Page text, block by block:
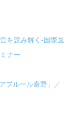
を読み解く-国際医
ナー
プルール秦野」／